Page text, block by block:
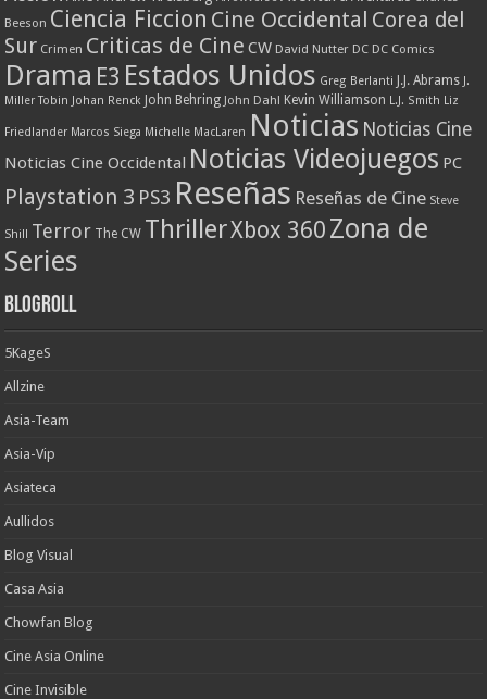
Beeson Ciencia Ficcion Cine Occidental Corea del
Sur Crimen Criticas de Cine CW David Nutter DC DC Comics
Drama E3 Estados Unidos Greg Berlanti J.J. Abrams J.
Miller Tobin Johan Renck John Behring John Dahl Kevin Williamson L.J. Smith Liz
Friedlander Marcos Siega Michelle MacLaren Noticias Noticias Cine
Noticias Cine Occidental Noticias Videojuegos PC
Playstation 3 PS3 Reseñas Reseñas de Cine Steve
Shill Terror The CW ThrillerXbox 360 Zona de
Series
Blogroll
5KageS
Allzine
Asia-Team
Asia-Vip
Asiateca
Aullidos
Blog Visual
Casa Asia
Chowfan Blog
Cine Asia Online
Cine Invisible